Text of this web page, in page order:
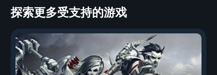
探索更多受支持的游戏